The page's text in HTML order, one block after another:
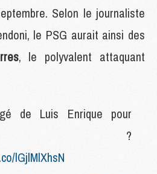
Selon le journaliste
le PSG aurait ainsi des
, le polyvalent attaquant
de Luis Enrique pour
Barcola ?
lGjlMlXhsN